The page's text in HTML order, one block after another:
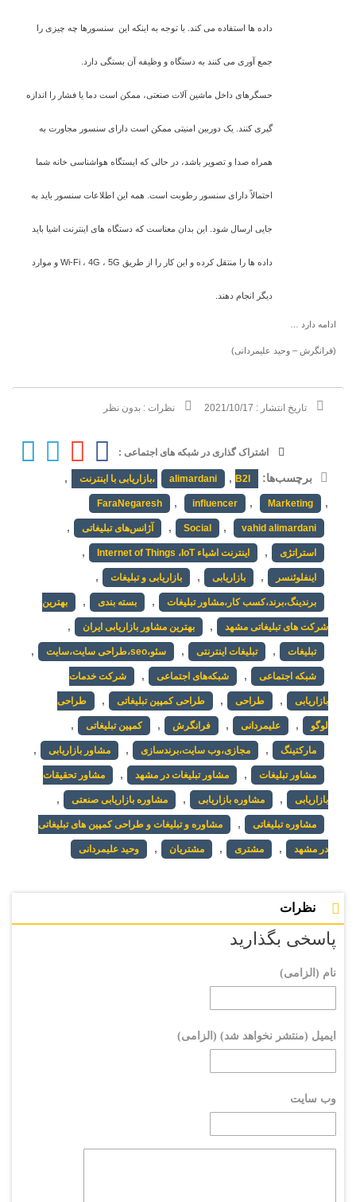
داده ها استفاده می کند. با توجه به اینکه این سنسورها چه چیزی را
جمع آوری می کنند به دستگاه و وظیفه آن بستگی دارد.
حسگرهای داخل ماشین آلات صنعتی، ممکن است دما یا فشار را اندازه
گیری کنند. یک دوربین امنیتی ممکن است دارای سنسور مجاورت به
همراه صدا و تصویر باشد، در حالی که ایستگاه هواشناسی خانه شما
احتمالاً دارای سنسور رطوبت است. همه این اطلاعات سنسور باید به
جایی ارسال شود. این بدان معناست که دستگاه های اینترنت اشیا باید
داده ها را منتقل کرده و این کار را از طریق Wi-Fi ، 4G ، 5G و موارد
دیگر انجام دهند.
ادامه دارد …
(فرانگرش – وحید علیمردانی)
تاریخ انتشار : 2021/10/17 نظرات : بدون نظر
اشتراک گذاری در شبکه های اجتماعی :
برچسب‌ها: alimardani , B2I ،بازاریابی با اینترنت ,
FaraNegaresh , influencer , Marketing ,
Social , vahid alimardani
, آژانس‌های تبلیغاتی ,
استراتژی , اینترنت اشیاء Internet of Things ،IoT ,
اینفلوئنسر , بازاریابی , بازاریابی و تبلیغات ,
برندینگ،برند،کسب کار،مشاور تبلیغات , بسته بندی , بهترین
شرکت های تبلیغاتی مشهد , بهترین مشاور بازاریابی ایران ,
تبلیغات , تبلیغات اینترنتی , سئو،seo،طراحی سایت،سایت ,
شبکه اجتماعی , شبکه‌های اجتماعی , شرکت خدمات
بازاریابی , طراحی , طراحی کمپین تبلیغاتی , طراحی
لوگو , علیمردانی , فرانگرش , کمپین تبلیغاتی ,
مارکتینگ , مجازی،وب سایت،برندسازی , مشاور بازاریابی ,
مشاور تبلیغات , مشاور تبلیغات در مشهد , مشاور تحقیقات
بازاریابی , مشاوره بازاریابی , مشاوره بازاریابی صنعتی ,
مشاوره تبلیغاتی , مشاوره و تبلیغات و طراحی کمپین های تبلیغاتی
در مشهد , مشتری , مشتریان , وحید علیمردانی
نظرات
پاسخی بگذارید
نام (الزامی)
ایمیل (منتشر نخواهد شد) (الزامی)
وب سایت